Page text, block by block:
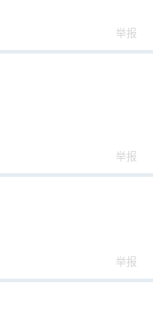
举报
举报
举报